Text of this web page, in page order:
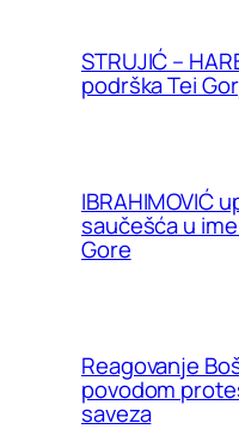
STRUJIĆ –
podrška Tei
IBRAHIMOVIĆ
saučešća u
Gore
Reagovanje
povodom
saveza